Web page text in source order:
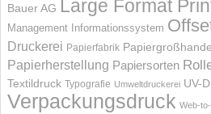
Bauer AG Large Format
Management Informations­system
Druckerei Papierfabrik
Papierherstellung Papiersorten
Textildruck Typografie Umweltdruckerei UV-
Verpackungsdruck Web-